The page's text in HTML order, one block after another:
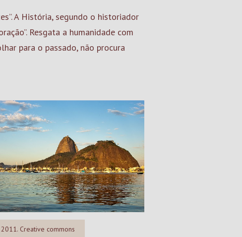
A História, segundo o historiador
Resgata a humanidade com
para o passado, não procura
Creative commons